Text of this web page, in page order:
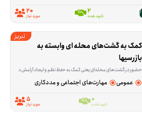
2
تایید شده 20
مورد نیاز
تبریز
بازرسیها
حضور در گشت‌های محله‌ای یعنی کمک به حفظ نظم و ایجاد آرامش در فضاهای عمومی محله. این فرصت برای افرادی تعریف شده که می‌خواهند در یک فعالیت مشخص و میدانی، بخشی
عمومی مهارت‌های اجتماعی و مددکاری
0
تایید شده 5
مورد نیاز